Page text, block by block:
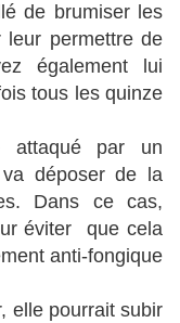
de brumiser les
permettre de
également lui
tous les quinze
attaqué par un
déposer de la
Dans ce cas,
éviter que cela
anti-fongique
elle pourrait subir